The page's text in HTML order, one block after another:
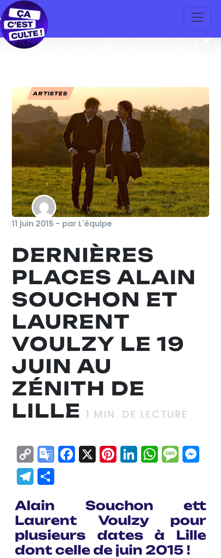
ARTISTES
11 juin 2015 - par L'équipe
DERNIÈRES
PLACES ALAIN
SOUCHON ET
LAURENT
VOULZY LE 19
JUIN AU
ZÉNITH DE
LILLE 1 MIN. DE LECTURE
Copy
Link
GoogleFacebook
X Pinterest
LinkedInWhatsApp
Telegram
Alain Souchon ett
Laurent Voulzy pour
plusieurs dates à Lille
dont celle de juin 2015 !